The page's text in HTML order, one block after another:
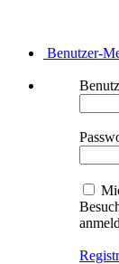
Benutzer-